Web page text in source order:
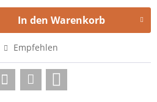
In den Warenkorb
Empfehlen